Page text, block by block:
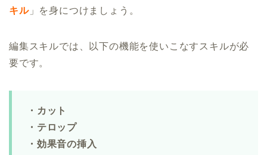
キル」を身につけましょう。
編集スキルでは、以下の機能を使いこなすスキルが必
要です。
・カット
・テロップ
・効果音の挿入